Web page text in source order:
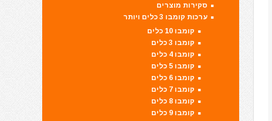
סקירות מוצרים
ערכות קומבו 3 כלים ויותר
קומבו 10 כלים
קומבו 3 כלים
קומבו 4 כלים
קומבו 5 כלים
קומבו 6 כלים
קומבו 7 כלים
קומבו 8 כלים
קומבו 9 כלים